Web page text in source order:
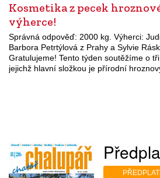
Kosmetika z pecek
výherce!
Správná odpověď: 2000 kg. Výherci:
Barbora Petrtýlová z Prahy a Sylvie
Gratulujeme! Tento týden soutěžíme o
jejichž hlavní složkou je přírodní